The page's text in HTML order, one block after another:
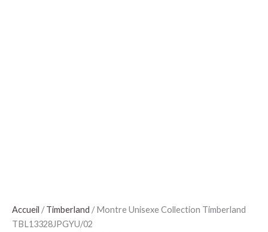
Accueil /Timberland / Montre Unisexe Collection Timberland
TBL13328JPGYU/02